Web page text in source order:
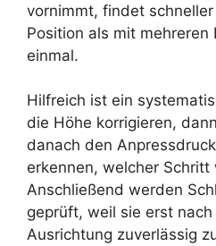
vornimmt, findet
Position als mit mehreren
einmal.
Hilfreich ist ein
die Höhe korrigieren,
danach den
erkennen, welcher Schritt
Anschließend werden
geprüft, weil sie erst
Ausrichtung zuverlässig